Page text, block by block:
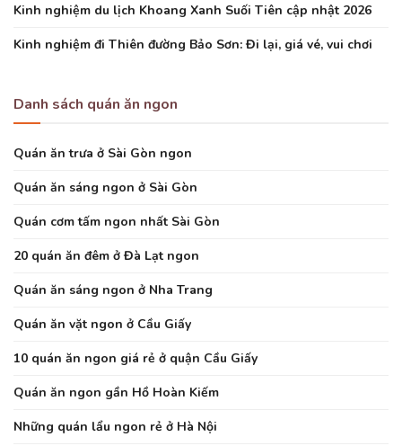
Kinh nghiệm du lịch Khoang Xanh Suối Tiên cập nhật 2026
Kinh nghiệm đi Thiên đường Bảo Sơn: Đi lại, giá vé, vui chơi
Danh sách quán ăn ngon
Quán ăn trưa ở Sài Gòn ngon
Quán ăn sáng ngon ở Sài Gòn
Quán cơm tấm ngon nhất Sài Gòn
20 quán ăn đêm ở Đà Lạt ngon
Quán ăn sáng ngon ở Nha Trang
Quán ăn vặt ngon ở Cầu Giấy
10 quán ăn ngon giá rẻ ở quận Cầu Giấy
Quán ăn ngon gần Hồ Hoàn Kiếm
Những quán lẩu ngon rẻ ở Hà Nội